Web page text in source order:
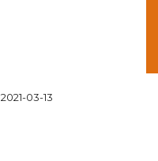
2021-03-13